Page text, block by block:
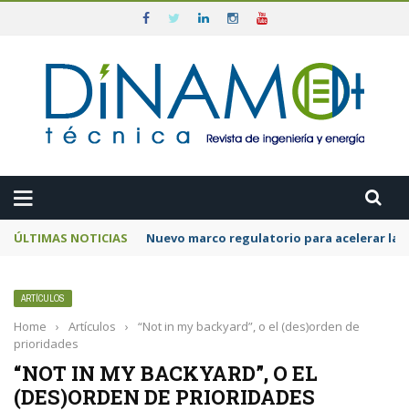
ÚLTIMAS NOTICIAS Nuevo marco regulatorio para acelerar
ARTÍCULOS
Home › Artículos ›
“Not in my backyard”, o el (des)orden de
prioridades
“NOT IN MY BACKYARD”, O EL
(DES)ORDEN DE PRIORIDADES